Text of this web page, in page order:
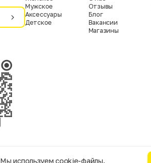
Мы используем cookie-файлы.
Мужское
Аксессуары
Детское
Отзывы
Блог
Вакансии
Магазины